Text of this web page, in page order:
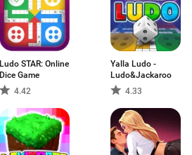
Ludo STAR: Online
Dice Game
4.42
Yalla Ludo -
Ludo&Jackaroo
4.33